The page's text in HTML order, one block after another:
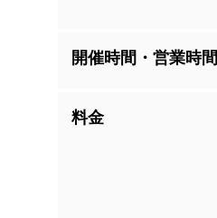
開催時間・営業時間
料金